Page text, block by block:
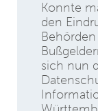
Konnte
den
sich nun